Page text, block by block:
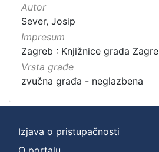
Autor
Sever, Josip
Impresum
Zagreb : Knjižnice grada
Vrsta građe
zvučna građa - neglazbena
Izjava o pristupačnosti